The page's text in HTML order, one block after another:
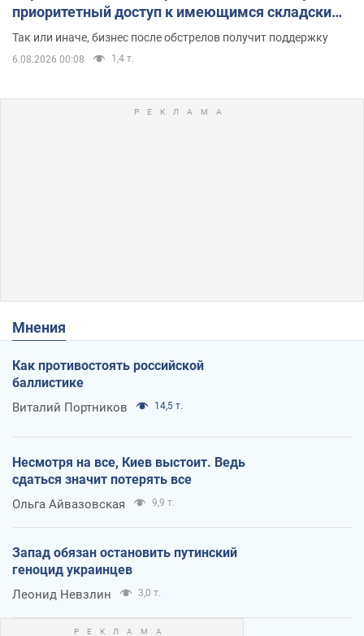
приоритетный доступ к имеющимся складским
помещениям
Так или иначе, бизнес после обстрелов получит поддержку
6.08.2026 00:08 1,4 т.
Мнения
Как противостоять российской
баллистике
Виталий Портников 14,5 т.
Несмотря на все, Киев выстоит. Ведь
сдаться значит потерять все
Ольга Айвазовская 9,9 т.
Запад обязан остановить путинский
геноцид украинцев
Леонид Невзлин 3,0 т.